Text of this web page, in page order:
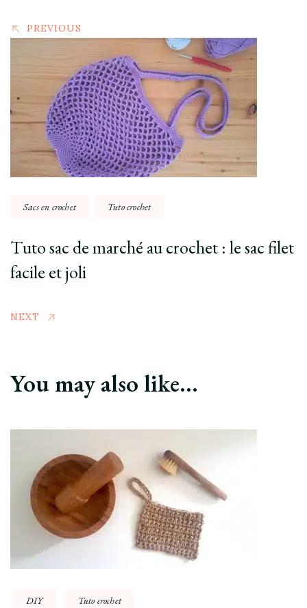
PREVIOUS
Sacs en crochet Tuto crochet
Tuto sac de marché au crochet : le sac filet
facile et joli
NEXT
You may also like...
DIY Tuto crochet